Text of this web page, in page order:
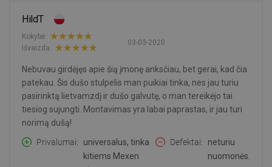
HildT
03-03-2020
Kokybė:
Išvaizda:
Nebuvau girdėjęs apie šią įmonę anksčiau, bet gerai, kad čia
patekau. Šis dušo stulpelis man puikiai tinka, nes jau turiu
pasirinktą lietvamzdį ir dušo galvutę, o man tereikėjo tai
tiesiog sujungti. Montavimas yra labai paprastas, ir jau turi
norimą dušą!
Privalumai
universalus, tinka
kitiems Mexen
Defektai
neturiu
nuomonės.